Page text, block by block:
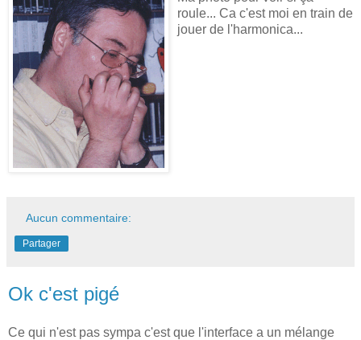
roule... Ca c'est moi en train de
jouer de l'harmonica...
Aucun commentaire:
Partager
Ok c'est pigé
Ce qui n'est pas sympa c'est que l'interface a un mélange